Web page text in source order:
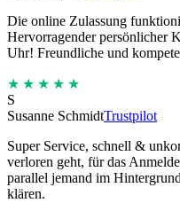
Die online Zulassung
Hervorragender persönlicher
Uhr! Freundliche und
★★★★★
S
Susanne SchmidtTrustpilot
Super Service, schnell &
verloren geht, für das
parallel jemand im
klären.